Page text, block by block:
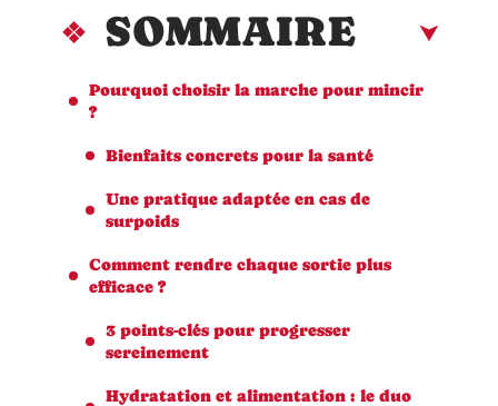
SOMMAIRE
Pourquoi choisir la marche pour mincir
?
Bienfaits concrets pour la santé
Une pratique adaptée en cas de
surpoids
Comment rendre chaque sortie plus
efficace ?
3 points-clés pour progresser
sereinement
Hydratation et alimentation : le duo